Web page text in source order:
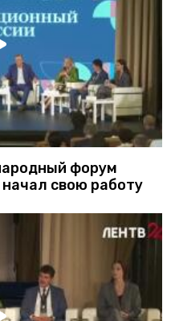
форум
свою работу